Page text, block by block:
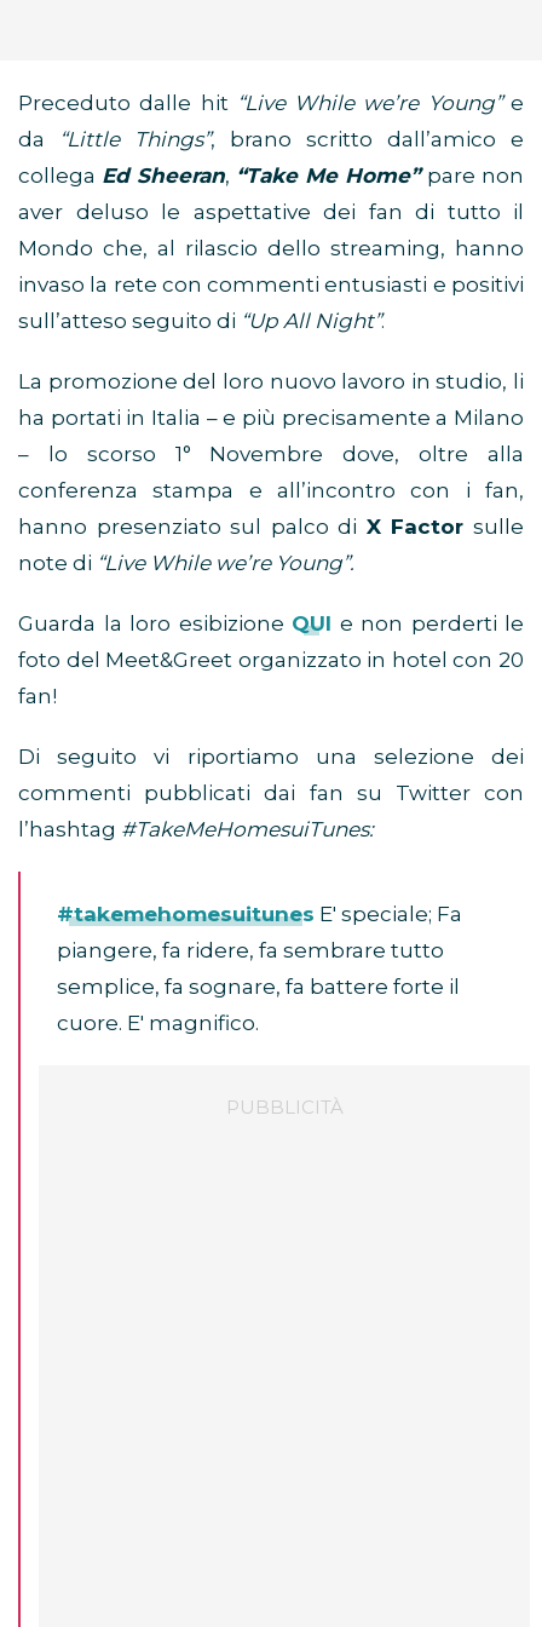
Preceduto dalle hit “Live While we’re Young”e
da
“Little Things”, brano scritto dall’amico e
collega Ed Sheeran, “Take Me Home” pare non
aver deluso le aspettative dei fan di tutto il
Mondo che, al rilascio dello streaming, hanno
invaso la rete con commenti entusiasti e positivi
sull’atteso seguito di “Up All Night”.
La promozione del loro nuovo lavoro in studio, li
ha portati in Italia – e più precisamente a Milano
– lo scorso 1° Novembre dove, oltre alla
conferenza stampa e all’incontro con i fan,
hanno presenziato sul palco di X Factor sulle
note di “Live While we’re Young”.
Guarda la loro esibizione QUI e non perderti le
foto del Meet&Greet organizzato in hotel con 20
fan!
Di seguito vi riportiamo una selezione dei
commenti pubblicati dai fan su Twitter con
l’hashtag #TakeMeHomesuiTunes:
#takemehomesuitunes E' speciale; Fa
piangere, fa ridere, fa sembrare tutto
semplice, fa sognare, fa battere forte il
cuore. E' magnifico.